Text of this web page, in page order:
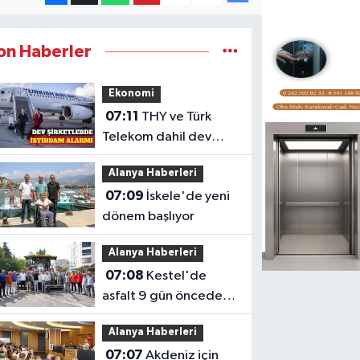
Haberler
Ekonomi
07:11
Telekom dahil dev
şirketlerde istihdam
düşüyor
Alanya Haberleri
07:09
dönem başlıyor
Alanya Haberleri
07:08
asfalt 9 gün önceden
tamamlandı en anlamlı
teşekkür iş makinesinin
üzerine bırakıldı
Alanya Haberleri
07:07 Akdeniz için